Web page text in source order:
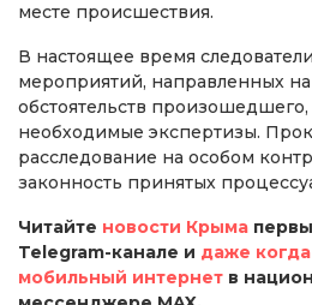
месте происшествия.
В настоящее время
мероприятий, направленных на
обстоятельств
необходимые экспертизы.
расследование на особом
законность принятых
Читайте новости Крыма
Telegram-канале и даже
мобильный интернет в